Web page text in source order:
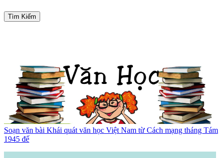
Tìm Kiếm
Soạn văn bài Khái quát văn học Việt Nam từ Cách mạng tháng Tám
1945 đế